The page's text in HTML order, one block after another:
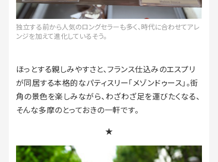
独立する前から人気のロングセラーも多く、時代に合わせてアレ
ンジを加えて進化しているそう。
ほっとする親しみやすさと、フランス仕込みのエスプリ
が同居する本格的なパティスリー「メゾンドゥース」。街
角の景色を楽しみながら、わざわざ足を運びたくなる、
そんな多摩のとっておきの一軒です。
★